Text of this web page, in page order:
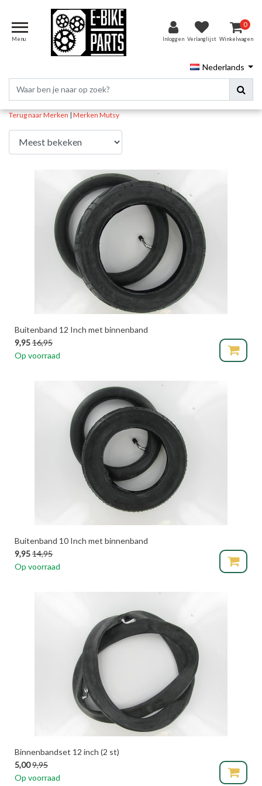
Menu Inloggen Verlanglijst
0
Winkelwagen
Nederlands
Terug naar Merken|MerkenMutsy
Buitenband 12 Inch met binnenband
9,9516,95
Op voorraad
Buitenband 10 Inch met binnenband
9,9514,95
Op voorraad
Binnenbandset 12 inch (2 st)
5,009,95
Op voorraad